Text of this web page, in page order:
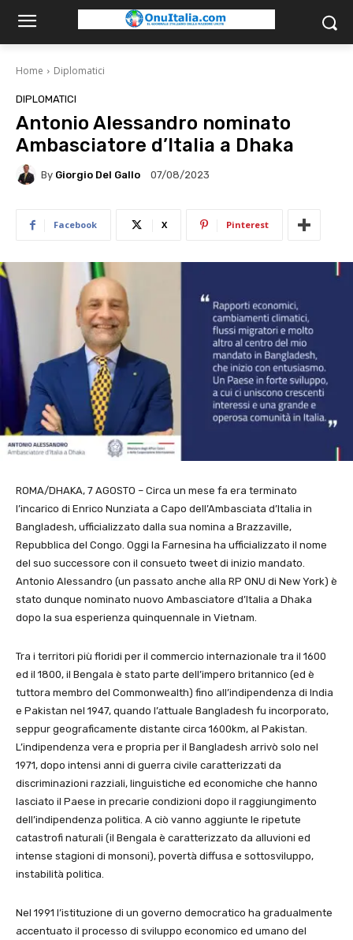
Home Diplomatici
DIPLOMATICI
Antonio Alessandro nominato
Ambasciatore d’Italia a Dhaka
By Giorgio Del Gallo 07/08/2023
Facebook X Pinterest
ROMA/DHAKA, 7 AGOSTO – Circa un mese fa era terminato
l’incarico di Enrico Nunziata a Capo dell’Ambasciata d’Italia in
Bangladesh, ufficializzato dalla sua nomina a Brazzaville,
Repubblica del Congo. Oggi la Farnesina ha ufficializzato il nome
del suo successore con il consueto tweet di inizio mandato.
Antonio Alessandro (un passato anche alla RP ONU di New York) è
stato dunque nominato nuovo Ambasciatore d’Italia a Dhaka
dopo la sua esperienza quinquennale in Vietnam.
Tra i territori più floridi per il commercio internazionale tra il 1600
ed il 1800, il Bengala è stato parte dell’impero britannico (ed è
tuttora membro del Commonwealth) fino all’indipendenza di India
e Pakistan nel 1947, quando l’attuale Bangladesh fu incorporato,
seppur geograficamente distante circa 1600km, al Pakistan.
L’indipendenza vera e propria per il Bangladesh arrivò solo nel
1971, dopo intensi anni di guerra civile caratterizzati da
discriminazioni razziali, linguistiche ed economiche che hanno
lasciato il Paese in precarie condizioni dopo il raggiungimento
dell’indipendenza politica. A ciò vanno aggiunte le ripetute
catastrofi naturali (il Bengala è caratterizzato da alluvioni ed
intense stagioni di monsoni), povertà diffusa e sottosviluppo,
instabilità politica.
Nel 1991 l’istituzione di un governo democratico ha gradualmente
accentuato il processo di sviluppo economico ed umano del